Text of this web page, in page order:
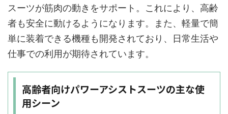
スーツが筋肉の動きをサポート。これにより、高齢
者も安全に動けるようになります。また、軽量で簡
単に装着できる機種も開発されており、日常生活や
仕事での利用が期待されています。
高齢者向けパワーアシストスーツの主な使
用シーン